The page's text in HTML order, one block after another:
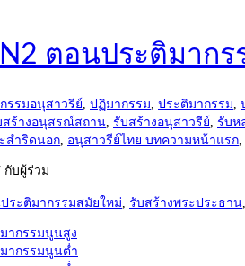
ตอนประติมาก
รรมอนุสาวรีย์, ปฏิมากรรม, ประติมากรรม,
สร้างอนุสรณ์สถาน, รับสร้างอนุสาวรีย์, รับห
สำริดนอก, อนุสาวรีย์ไทย บทความหน้าแรก,
กับผู้ร่วม
ระติมากรรมสมัยใหม่, รับสร้างพระประธาน,